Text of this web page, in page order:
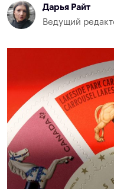
Дарья Райт
Ведущий